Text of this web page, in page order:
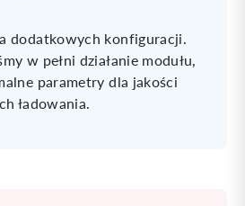
dodatkowych konfiguracji.
w pełni działanie modułu,
parametry dla jakości
ładowania.